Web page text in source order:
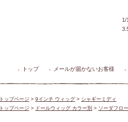
1/
● トップ ● メールが届かないお客様 ●
トップページ > 9インチ ウィッグ > シャギーミディ
トップページ > ドールウィッグ カラー別 > ソーダフロ